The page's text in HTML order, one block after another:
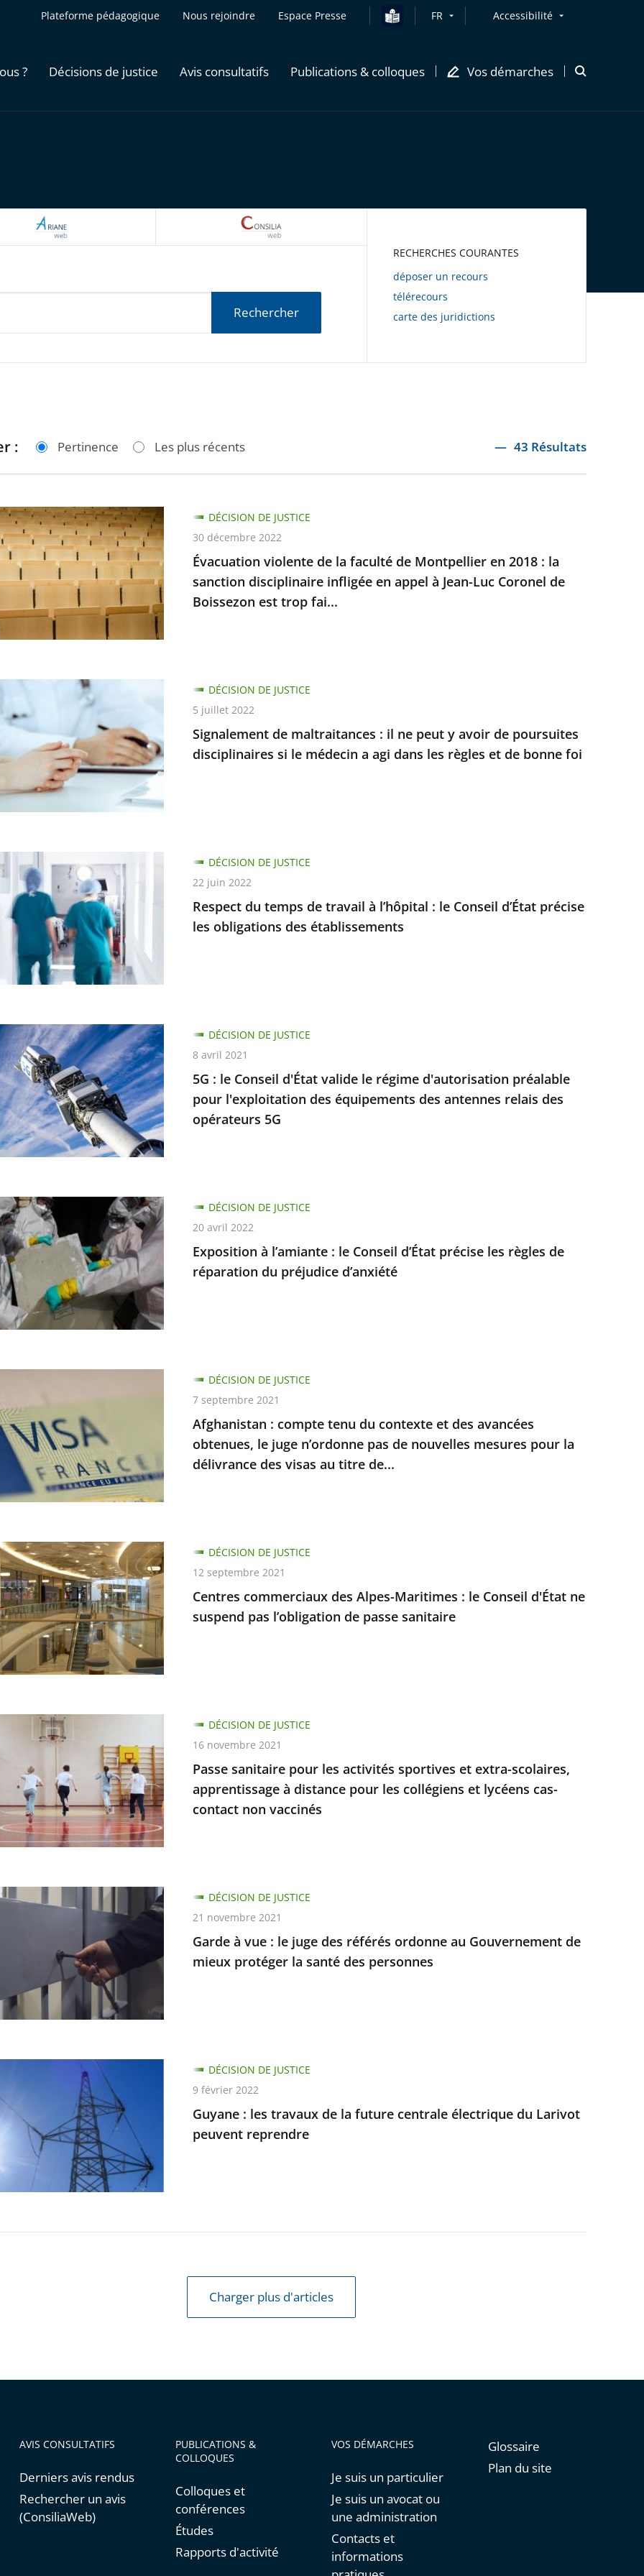
Plateforme pédagogique Nous rejoindre Espace Presse FR Accessibilité
? Décisions de justice Avis consultatifs Publications & colloques Vos démarches
Ouvrir
ARIANEWEB
Rechercher
RECHERCHES COURANTES
déposer un recours
télérecours
carte des juridictions
: Pertinence Les plus récents 43 Résultats
Évacuation violente de la faculté de Montpellier en 2018 : la
sanction disciplinaire infligée en appel à Jean-Luc Coronel de
Boissezon est trop fai...
DÉCISION DE JUSTICE
30 décembre 2022
Signalement de maltraitances : il ne peut y avoir de poursuites
disciplinaires si le médecin a agi dans les règles et de bonne foi
DÉCISION DE JUSTICE
5 juillet 2022
Respect du temps de travail à l’hôpital : le Conseil d’État précise
les obligations des établissements
DÉCISION DE JUSTICE
22 juin 2022
5G : le Conseil d'État valide le régime d'autorisation préalable
pour l'exploitation des équipements des antennes relais des
opérateurs 5G
DÉCISION DE JUSTICE
8 avril 2021
Exposition à l’amiante : le Conseil d’État précise les règles de
réparation du préjudice d’anxiété
DÉCISION DE JUSTICE
20 avril 2022
Afghanistan : compte tenu du contexte et des avancées
obtenues, le juge n’ordonne pas de nouvelles mesures pour la
délivrance des visas au titre de...
DÉCISION DE JUSTICE
7 septembre 2021
Centres commerciaux des Alpes-Maritimes : le Conseil d'État ne
suspend pas l’obligation de passe sanitaire
DÉCISION DE JUSTICE
12 septembre 2021
Passe sanitaire pour les activités sportives et extra-scolaires,
apprentissage à distance pour les collégiens et lycéens cas-
contact non vaccinés
DÉCISION DE JUSTICE
16 novembre 2021
Garde à vue : le juge des référés ordonne au Gouvernement de
mieux protéger la santé des personnes
DÉCISION DE JUSTICE
21 novembre 2021
Guyane : les travaux de la future centrale électrique du Larivot
peuvent reprendre
DÉCISION DE JUSTICE
9 février 2022
Charger plus d'articles
AVIS CONSULTATIFS
Derniers avis rendus
Rechercher un avis
(ConsiliaWeb)
PUBLICATIONS &
COLLOQUES
Colloques et
conférences
Études
Rapports d'activité
VOS DÉMARCHES
Je suis un particulier
Je suis un avocat ou
une administration
Contacts et
informations
Glossaire
Plan du site